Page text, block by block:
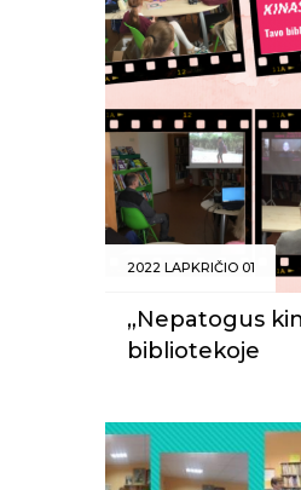
2022 LAPKRIČIO 01
„Nepatogus
bibliotekoje